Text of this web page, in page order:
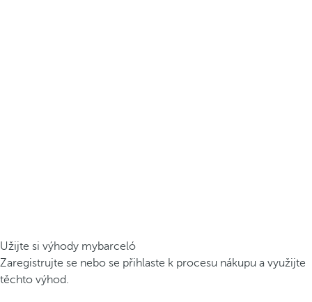
Užijte si výhody mybarceló
Zaregistrujte se nebo se přihlaste k procesu nákupu a využijte
těchto výhod.